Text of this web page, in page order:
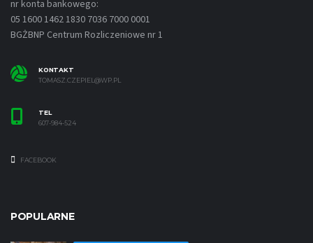
nr konta bankowego:
05 1600 1462 1830 7036 7000 0001
BGŻBNP Centrum Rozliczeniowe nr 1
KONTAKT
TOMASZ.CZEPIEL@WP.PL
TEL
607-984-524
FACEBOOK
POPULARNE